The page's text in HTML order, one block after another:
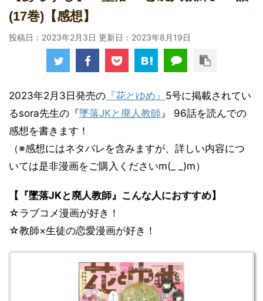
(17巻)【感想】
投稿日：2023年2月3日 更新日： 2023年8月19日
2023年2月3日発売の 『花とゆめ』 5号に掲載されてい
るsora先生の『墜落JKと廃人教師』 96話を読んでの
感想を書きます！
（※感想にはネタバレを含みますが、詳しい内容につ
いては是非漫画をご購入くださいm(_ _)m）
【『墜落JKと廃人教師』こんな人におすすめ】
☆ラブコメ漫画が好き！
☆教師×生徒の恋愛漫画が好き！